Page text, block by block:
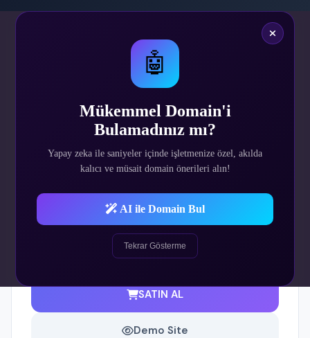
🤖
Mükemmel Domain'i
Bulamadınız mı?
Yapay zeka ile saniyeler içinde işletmenize özel, akılda
kalıcı ve müsait domain önerileri alın!
AI ile Domain Bul
Tekrar Gösterme
Yönetim Panelimizi İncelemek
Kullanıcı Adı:demo
Parola:demo
$53.35
Tek Sefer
SATIN AL
Demo Site